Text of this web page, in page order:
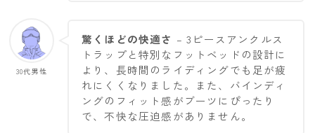
30代男性
驚くほどの快適さ – 3ピースアンクルス
トラップと特別なフットベッドの設計に
より、長時間のライディングでも足が疲
れにくくなりました。また、バインディ
ングのフィット感がブーツにぴったり
で、不快な圧迫感がありません。